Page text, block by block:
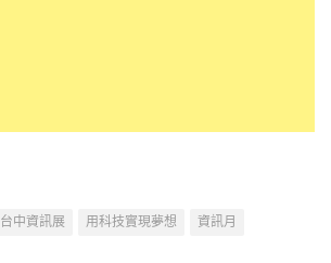
台中資訊展 用科技實現夢想 資訊月